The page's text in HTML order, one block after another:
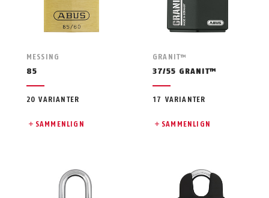
MESSING
85
20 VARIANTER
SAMMENLIGN
GRANIT™
37/55 GRANIT™
17 VARIANTER
SAMMENLIGN